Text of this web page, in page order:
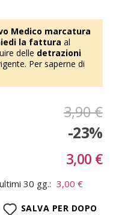
Medico marcatura
la fattura al
delle detrazioni
Per saperne di
3,90 €
-23%
3,00 €
30 gg.: 3,00 €
SALVA PER DOPO